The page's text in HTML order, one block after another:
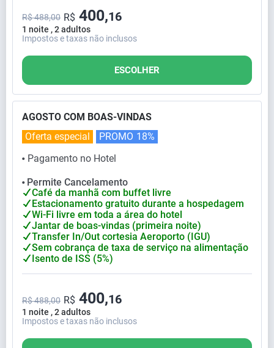
1 noite , 2 adultos
R$ 488,00 R$ 400,16
Impostos e taxas não inclusos
ESCOLHER
AGOSTO COM BOAS-VINDAS
⬤ Pagamento no Hotel
Oferta especial PROMO 18%
⬤
Permite Cancelamento
Café da manhã com buffet livre
Estacionamento gratuito durante a hospedagem
Wi-Fi livre em toda a área do hotel
Jantar de boas-vindas (primeira noite)
Transfer In/Out cortesia Aeroporto (IGU)
Sem cobrança de taxa de serviço na alimentação
Isento de ISS (5%)
1 noite , 2 adultos
R$ 488,00 R$ 400,16
Impostos e taxas não inclusos